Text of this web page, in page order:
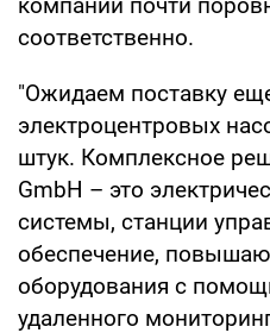
соответственно.
"Ожидаем поставку
электроцентровых
штук. Комплексное
GmbH – это
системы, станции
обеспечение,
оборудования с
удаленного